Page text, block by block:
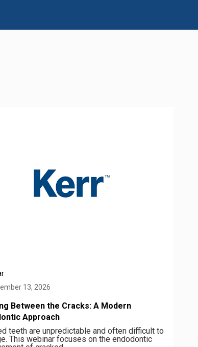
13, 2026
Between the Cracks: A Modern
Approach
teeth are unpredictable and often difficult to
This webinar focuses on the endodontic